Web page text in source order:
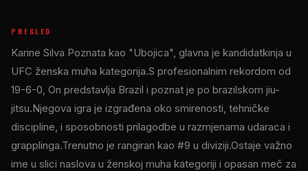
PREGLED
Karine Silva Poznata kao "Ubojica", glavna je kandidatkinja u
UFC ženska muha kategorija.S profesionalnim rekordom od
19-6-0, On predstavlja Brazil i poznat je po brazilskom jiu-
jitsu.Njegova igra je izgrađena oko smirenosti, tehničke
discipline, i sposobnosti prilagodbe u razmjenama udaraca i
grapplinga.Trenutno je rangiran kao #9 u diviziji.Ostaje važno
ime u slici naslova u ženskoj muha kategoriji i opasan meč za